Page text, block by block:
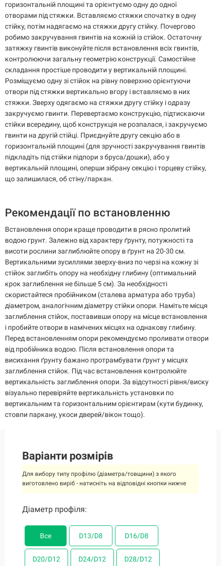
горизонтальній площині та орієнтуємо одну до одної
отворами під стяжки. Вставляємо стяжки спочатку в одну
стійку, потім надягаємо на стяжки другу стійку. Почергово
робимо закручування гвинтів на кожній із стійок. Остаточну
затяжку гвинтів виконуйте після встановлення всіх гвинтів,
контролюючи загальну геометрію конструкції. Самостійне
складання простіше проводити у вертикальній площині.
Розміщуємо одну зі стійок на рівну поверхню орієнтуючи
отвори під стяжки вертикально вгору і вставляємо в них
стяжки. Зверху одягаємо на стяжки другу стійку і одразу
закручуємо гвинти. Перевертаємо конструкцію, підтискаючи
стійки всередину, щоб конструкція не розпалася, і закручуємо
гвинти на другій стійці. Приєднуйте другу секцію або в
горизонтальній площині (для зручності закручування гвинтів
підкладіть під стійки підпори з бруса/дошки), або у
вертикальній площині, оперши зібрану секцію і торцеву стійку,
що залишилася, об стіну/паркан.
Рекомендації по встановленню
Встановлення опори краще проводити в рясно пролитий
водою грунт. Залежно від характеру ґрунту, потужності та
висоти рослини заглиблюйте опору в ґрунт на 20-30 см.
Вертикальними зусиллями зверху-вниз по черзі на кожну зі
стійок заглибіть опору на необхідну глибину (оптимальний
крок заглиблення не більше 5 см). За необхідності
скористайтеся пробійником (сталева арматура або труба)
діаметром, аналогічним діаметру стійки опори. Намітьте місця
заглиблення стійок, поставивши опору на місце встановлення
і пробийте отвори в намічених місцях на однакову глибину.
Перед встановленням опори рекомендуємо проливати отвори
від пробійника водою. Після встановлення опори та
висихання ґрунту бажано протрамбувати ґрунт у місцях
заглиблення стійок. Під час встановлення контролюйте
вертикальність заглиблення опори. За відсутності рівня/виску
візуально перевіряйте вертикальність установки по
вертикальним та горизонтальним орієнтирам (кути будинку,
стовпи паркану, укоси дверей/вікон тощо).
Варіанти розмірів
Для вибору типу профілю (діаметра/товщини) з якого
виготовлено виріб - натисніть на відповідні кнопки нижче
Діаметр профіля:
Все D13/D8 D16/D8
D20/D12 D24/D12 D28/D12
Діаметр профіля:
Все D13/D8 D16/D8
D20/D12 D24/D12 D28/D12
Діаметр профіля:
Все D13/D8 D16/D8
D20/D12 D24/D12 D28/D12
Діаметр профіля:
Все D13/D8 D16/D8
D20/D12 D24/D12 D28/D12
Діаметр профіля:
Все D13/D8 D16/D8
D20/D12 D24/D12 D28/D12
Діаметр профіля:
Все D13/D8 D16/D8
D20/D12 D24/D12 D28/D12
Діаметр профіля:
Все D13/D8 D16/D8
D20/D12 D24/D12 D28/D12